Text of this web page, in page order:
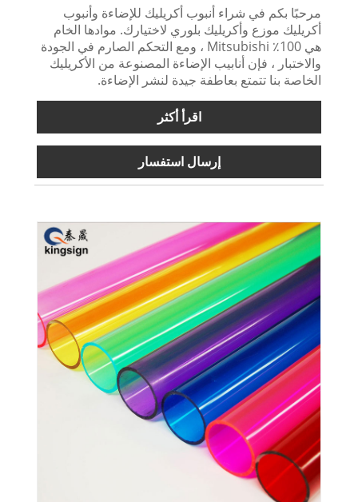
مرحبًا بكم في شراء أنبوب أكريليك للإضاءة وأنبوب
أكريليك موزع وأكريليك بلوري لاختيارك. موادها الخام
هي 100٪ Mitsubishi ، ومع التحكم الصارم في الجودة
والاختبار ، فإن أنابيب الإضاءة المصنوعة من الأكريليك
الخاصة بنا تتمتع بعاطفة جيدة لنشر الإضاءة.
اقرأ أكثر
إرسال استفسار